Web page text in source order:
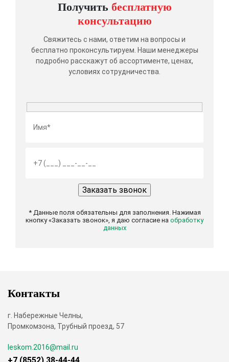
Получить бесплатную
консультацию
Свяжитесь с нами, ответим на вопросы и
бесплатно проконсультируем. Наши менеджеры
подробно расскажут об ассортименте, ценах,
условиях сотрудничества.
* Данные поля обязательны для заполнения. Нажимая
кнопку «Заказать звонок», я даю согласие на обработку
данных
Контакты
г. Набережные Челны,
Промкомзона, Трубный проезд, 57
leskom.2016@mail.ru